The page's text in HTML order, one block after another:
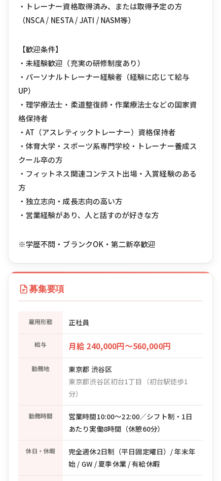
・トレーナー資格取得済み、または取得予定の方
（NSCA / NESTA / JATI / NASM等）
【歓迎条件】
・未経験歓迎（充実の研修制度あり）
・パーソナルトレーナー経験者（経験に応じて給与
UP）
・理学療法士・柔道整復師・作業療法士などの国家資
格保持者
・AT（アスレティックトレーナー）資格保持者
・体育大学・スポーツ系専門学校・トレーナー養成ス
クール卒の方
・フィットネス関連コンテスト出場・入賞経験のある
方
・独立志向・成長志向の高い方
・営業経験があり、人と話すのが好きな方
※学歴不問・ブランクOK・第二新卒歓迎
募集要項
雇用形態 正社員
給与 月給 240,000円〜560,000円
勤務地
東京都 渋谷区
東京都渋谷区初台1丁目（初台駅徒歩1
分）
勤務時間
営業時間10:00〜22:00／シフト制・1日
あたり実働8時間（休憩60分）
休日・休暇
完全週休2日制（平日固定曜日）/ 年末年
始 / GW / 夏季休業 / 有給休暇